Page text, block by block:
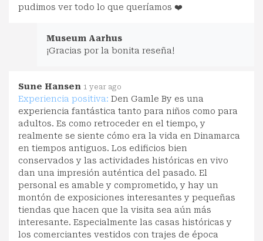
pudimos ver todo lo que queríamos ❤️
Museum Aarhus
¡Gracias por la bonita reseña!
Sune Hansen 1 year ago
Experiencia positiva: Den Gamle By es una
experiencia fantástica tanto para niños como para
adultos. Es como retroceder en el tiempo, y
realmente se siente cómo era la vida en Dinamarca
en tiempos antiguos. Los edificios bien
conservados y las actividades históricas en vivo
dan una impresión auténtica del pasado. El
personal es amable y comprometido, y hay un
montón de exposiciones interesantes y pequeñas
tiendas que hacen que la visita sea aún más
interesante. Especialmente las casas históricas y
los comerciantes vestidos con trajes de época